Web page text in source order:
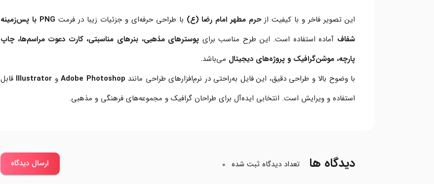
این تصویر فاخر و با کیفیت ازحرم مطهر امام رضا (ع) با طراحی حرفه‌ای و جزئیات زیبا در فرمت
PNG با پس‌زمینه
شفاف آماده استفاده است. این طرح مناسب برای پوسترهای مذهبی، بنرهای مناسبتی، کارت دعوت مراسم‌ها، چاپ
پارچه، موشن‌گرافیک و پروژه‌های دیجیتال می‌باشد.
با وضوح بالا و طراحی دقیق، این فایل به‌راحتی در نرم‌افزارهای طراحی مانند Adobe Photoshopو Illustrator قابل
استفاده و ویرایش است. انتخابی ایده‌آل برای طراحان گرافیک و مجموعه‌های فرهنگی و مذهبی.
دیدگاه ها تعداد دیدگاه ثبت شده 0 ارسال دیدگاه